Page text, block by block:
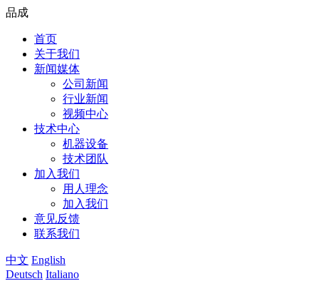
品成
首页
关于我们
新闻媒体
公司新闻
行业新闻
视频中心
技术中心
机器设备
技术团队
加入我们
用人理念
加入我们
意见反馈
联系我们
中文 English
Deutsch Italiano